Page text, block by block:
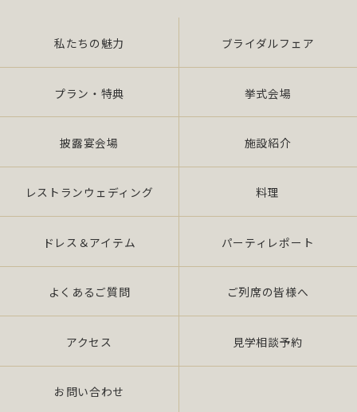
私たちの魅力 ブライダルフェア
プラン・特典 挙式会場
披露宴会場 施設紹介
レストランウェディング 料理
ドレス＆アイテム パーティレポート
よくあるご質問 ご列席の皆様へ
アクセス 見学相談予約
お問い合わせ